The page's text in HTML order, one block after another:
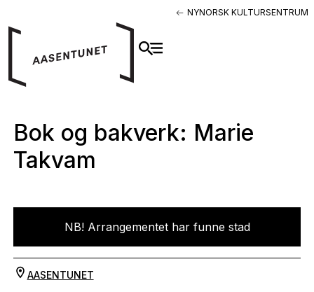
NYNORSK KULTURSENTRUM
Bok og bakverk: Marie
Takvam
NB! Arrangementet har funne stad
AASENTUNET